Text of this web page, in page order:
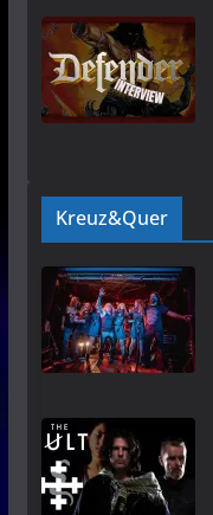
Kreuz&Quer